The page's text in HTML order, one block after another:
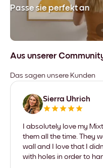
Passe sie perfekt an
Aus unserer
Das sagen unsere Kunden
Sierra Uhrich
I absolutely love my
them all the time. They
wall and I love that I
with holes in order to